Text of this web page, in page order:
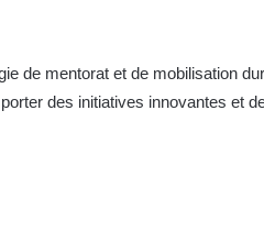
de mentorat et de mobilisation
des initiatives innovantes et